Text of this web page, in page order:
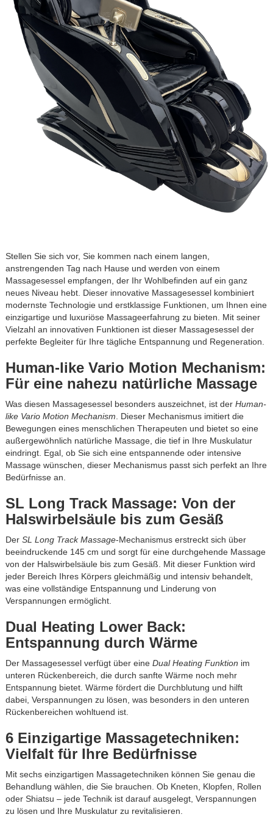
Stellen Sie sich vor, Sie kommen nach einem langen,
anstrengenden Tag nach Hause und werden von einem
Massagesessel empfangen, der Ihr Wohlbefinden auf ein ganz
neues Niveau hebt. Dieser innovative Massagesessel kombiniert
modernste Technologie und erstklassige Funktionen, um Ihnen eine
einzigartige und luxuriöse Massageerfahrung zu bieten. Mit seiner
Vielzahl an innovativen Funktionen ist dieser Massagesessel der
perfekte Begleiter für Ihre tägliche Entspannung und Regeneration.
Human-like Vario Motion Mechanism:
Für eine nahezu natürliche Massage
Was diesen Massagesessel besonders auszeichnet, ist der Human-
like Vario Motion Mechanism . Dieser Mechanismus imitiert die
Bewegungen eines menschlichen Therapeuten und bietet so eine
außergewöhnlich natürliche Massage, die tief in Ihre Muskulatur
eindringt. Egal, ob Sie sich eine entspannende oder intensive
Massage wünschen, dieser Mechanismus passt sich perfekt an Ihre
Bedürfnisse an.
SL Long Track Massage: Von der
Halswirbelsäule bis zum Gesäß
Der SL Long Track Massage-Mechanismus erstreckt sich über
beeindruckende 145 cm und sorgt für eine durchgehende Massage
von der Halswirbelsäule bis zum Gesäß. Mit dieser Funktion wird
jeder Bereich Ihres Körpers gleichmäßig und intensiv behandelt,
was eine vollständige Entspannung und Linderung von
Verspannungen ermöglicht.
Dual Heating Lower Back:
Entspannung durch Wärme
Der Massagesessel verfügt über eine Dual Heating Funktion im
unteren Rückenbereich, die durch sanfte Wärme noch mehr
Entspannung bietet. Wärme fördert die Durchblutung und hilft
dabei, Verspannungen zu lösen, was besonders in den unteren
Rückenbereichen wohltuend ist.
6 Einzigartige Massagetechniken:
Vielfalt für Ihre Bedürfnisse
Mit sechs einzigartigen Massagetechniken können Sie genau die
Behandlung wählen, die Sie brauchen. Ob Kneten, Klopfen, Rollen
oder Shiatsu – jede Technik ist darauf ausgelegt, Verspannungen
zu lösen und Ihre Muskulatur zu revitalisieren.